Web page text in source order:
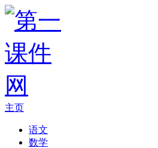
主页
语文
数学